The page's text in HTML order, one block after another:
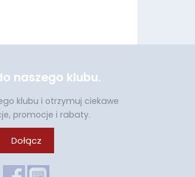
naszego klubu.
klubu i otrzymuj ciekawe
promocje i rabaty.
Dołącz